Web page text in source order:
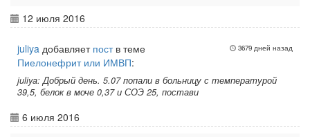
12 июля 2016
3679 дней назад
juliya добавляет поств теме
Пиелонефрит или ИМВП:
juliya: Добрый день. 5.07 попали в больницу с температурой
39,5, белок в моче 0,37 и СОЭ 25, постави
6 июля 2016